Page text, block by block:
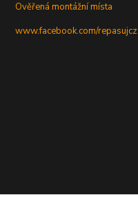
Ověřená montážní místa
www.facebook.com/repasujcz